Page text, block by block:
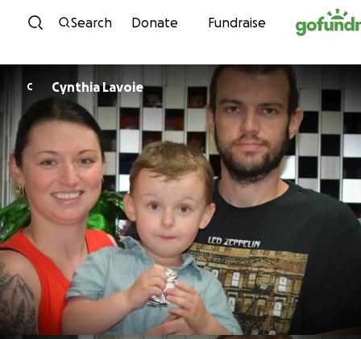
Skip to content
Search Donate Fundraise
C Cynthia Lavoie